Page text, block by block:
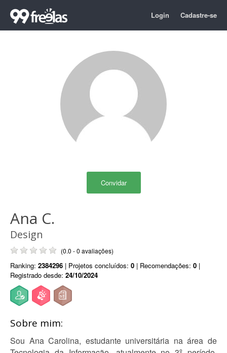
Login Cadastre-se
Convidar
Ana C.
Design
(0.0 - 0 avaliações)
Ranking: 2384296 | Projetos concluídos: 0 | Recomendações: 0 |
Registrado desde: 24/10/2024
Sobre mim:
Sou Ana Carolina, estudante universitária na área de